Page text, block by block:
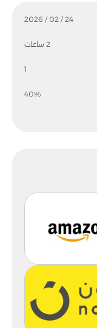
24 / 02 / 2026
2 ساعات
1
40%